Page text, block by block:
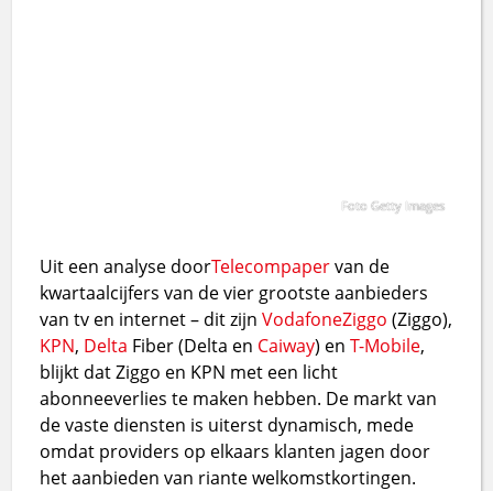
Foto Getty Images
Uit een analyse doorTelecompapervan de
kwartaalcijfers van de vier grootste aanbieders
van tv en internet – dit zijnVodafoneZiggo (Ziggo),
KPN, Delta Fiber (Delta en Caiway) enT-Mobile,
blijkt dat Ziggo en KPN met een licht
abonneeverlies te maken hebben. De markt van
de vaste diensten is uiterst dynamisch, mede
omdat providers op elkaars klanten jagen door
het aanbieden van riante welkomstkortingen.